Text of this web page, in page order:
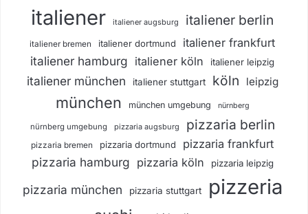
italiener italiener augsburg italiener berlin
italiener bremen italiener dortmund italiener frankfurt
italiener hamburg italiener köln italiener leipzig
italiener münchen italiener stuttgart köln leipzig
münchen münchen umgebung nürnberg
nürnberg umgebung pizzaria augsburg pizzaria berlin
pizzaria bremen pizzaria dortmund pizzaria frankfurt
pizzaria hamburg pizzaria köln pizzaria leipzig
pizzaria münchen pizzaria stuttgart pizzeria